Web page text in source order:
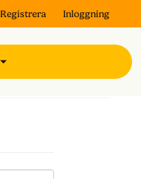
Registrera Inloggning